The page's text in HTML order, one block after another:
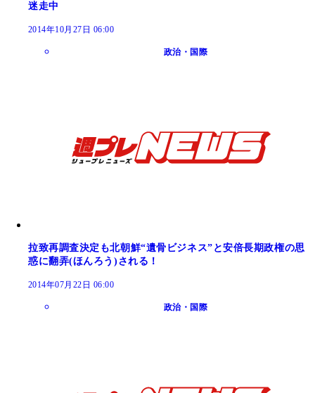
迷走中
2014年10月27日 06:00
政治・国際
拉致再調査決定も北朝鮮“遺骨ビジネス”と安倍長期政権の思
惑に翻弄(ほんろう)される！
2014年07月22日 06:00
政治・国際